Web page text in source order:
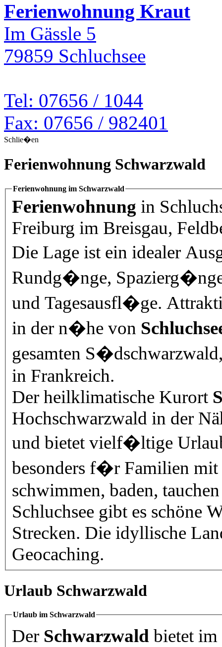
Ferienwohnung Kraut
Im Gässle 5
79859 Schluchsee
Tel: 07656 / 1044
Fax: 07656 / 982401
Schlie�en
Ferienwohnung Schwarzwald
Ferienwohnung im Schwarzwald
Ferienwohnung in
Freiburg im Breisgau,
Die Lage ist ein idealer
Rundg�nge,
und Tagesausfl�ge. Attraktive Reiseziele finden Sie nicht nur
in der n�he von
gesamten S�dschwarzwald, dem Breisgau, der Schweiz
in Frankreich.
Der heilklimatische Kurort
und bietet vielf�ltige Urlaubs- und Freizeitm�glichkeiten,
besonders f�r Familien mit Kindern. Der See lädt zum
schwimmen, baden, tauchen und
Schluchsee gibt es schöne
Strecken. Die idyllische Landschaft ist Ziel von manchem
Geocaching.
Urlaub Schwarzwald
Urlaub im Schwarzwald
Der Schwarzwald bietet